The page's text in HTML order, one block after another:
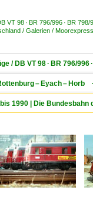
VT 98 · BR 796/996 · BR
/ Galerien / Moorexpress
/ DB VT 98 · BR 796/
– Eyach – Horb
1990 | Die Bundesbahn